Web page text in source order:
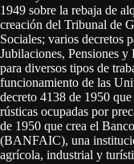
1949 sobre la rebaja de
creación del Tribunal de
Sociales; varios decretos
Jubilaciones, Pensiones y
para diversos tipos de
funcionamiento de las
decreto 4138 de 1950
rústicas ocupadas por
de 1950 que crea el
(BANFAIC), una
agrícola, industrial y